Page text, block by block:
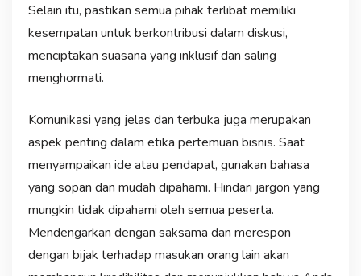
Selain itu, pastikan semua pihak terlibat memiliki
kesempatan untuk berkontribusi dalam diskusi,
menciptakan suasana yang inklusif dan saling
menghormati.
Komunikasi yang jelas dan terbuka juga merupakan
aspek penting dalam etika pertemuan bisnis. Saat
menyampaikan ide atau pendapat, gunakan bahasa
yang sopan dan mudah dipahami. Hindari jargon yang
mungkin tidak dipahami oleh semua peserta.
Mendengarkan dengan saksama dan merespon
dengan bijak terhadap masukan orang lain akan